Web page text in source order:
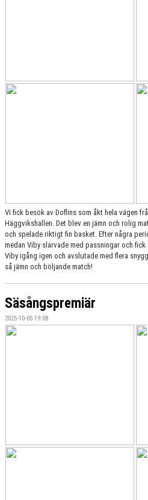
Vi fick besök av Doflins som åkt hela vägen
Häggvikshallen. Det blev en jämn och rolig
och spelade riktigt fin basket. Efter några
medan Viby slarvade med passningar och
Viby igång igen och avslutade med flera
så jämn och böljande match!
Säsångspremiär
2025-10-05 19:08